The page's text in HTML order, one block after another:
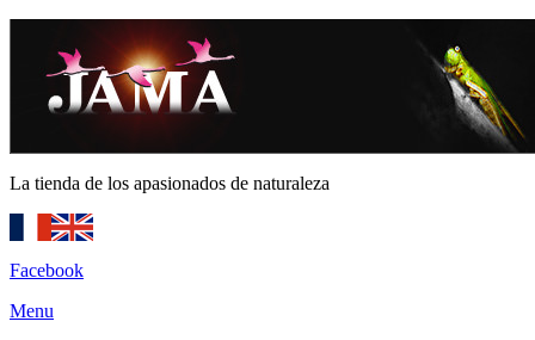
La tienda de los apasionados de naturaleza
Facebook
Menu